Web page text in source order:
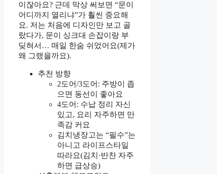
이잖아요? 근데 막상 써보면 “문이
어디까지 열리냐”가 훨씬 중요해
요. 저는 처음에 디자인만 보고 골
랐다가, 문이 싱크대 손잡이랑 부
딪혀서… 매일 한숨 쉬었어요(제가
왜 그랬을까요).
추천 방향
2도어/3도어: 주방이 좁
으면 동선이 좋아요
4도어: 수납 정리 자신
있고, 요리 자주하면 만
족감 커요
김치냉장고는 “필수”는
아니고 라이프스타일
따라요(김치·반찬 자주
하면 급상승)